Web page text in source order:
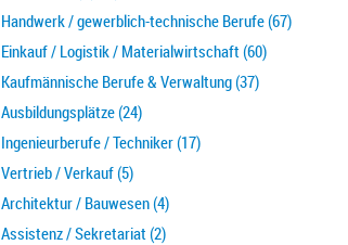
Handwerk / gewerblich-technische Berufe (67)
Einkauf / Logistik / Materialwirtschaft (60)
Kaufmännische Berufe & Verwaltung (37)
Ausbildungsplätze (24)
Ingenieurberufe / Techniker (17)
Vertrieb / Verkauf (5)
Architektur / Bauwesen (4)
Assistenz / Sekretariat (2)